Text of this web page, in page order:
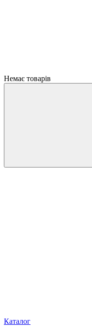
Немає товарів
Каталог